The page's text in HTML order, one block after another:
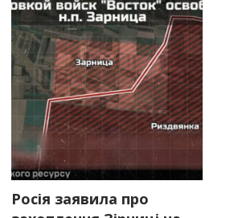
Росія заявила про